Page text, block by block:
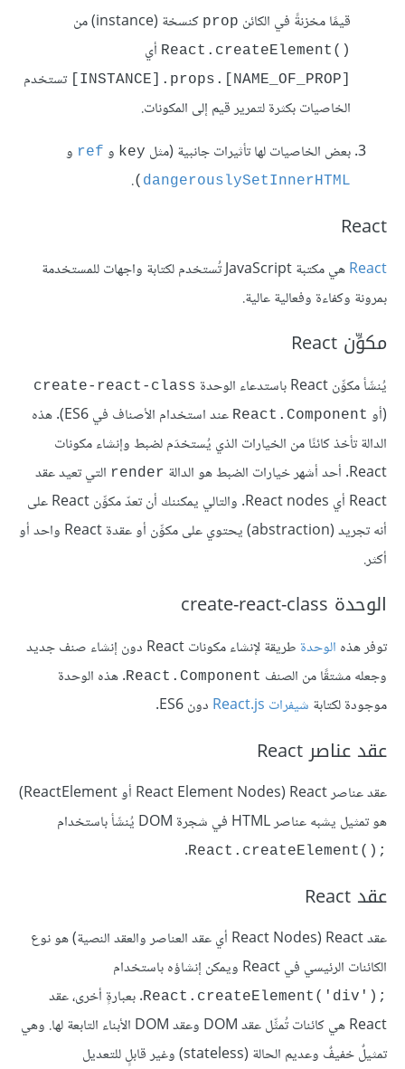
قيمًا مخزنةً في الكائن prop كنسخة (instance) من
React.createElement()
‎[INSTANCE].props.[NAME_OF_PROP]‎
تستخدم
الخاصيات بكثرة لتمرير قيم إلى المكونات.
بعض الخاصيات لها تأثيرات جانبية (مثل key و ref و
dangerouslySetInnerHTML
)
.
React
React
هي مكتبة JavaScript تُستخدم لكتابة واجهات للمستخدمة
بمرونة وكفاءة وفعالية عالية.
مكوِّن React
يُنشَأ مكوِّن React باستدعاء الوحدة create-react-class
(أو React.Component
عند استخدام الأصناف في ES6). هذه
الدالة تأخذ كائنًا من الخيارات الذي يُستخدَم لضبط وإنشاء مكونات
React. أحد أشهر خيارات الضبط هو الدالة
render التي تعيد عقد
React أي React nodes. والتالي يمكننك أن تعدّ مكوِّن React على
أنه تجريد (abstraction) يحتوي على مكوِّن أو عقدة React واحد أو
أكثر.
الوحدة create-react-class
توفر هذه الوحدة
طريقة لإنشاء مكونات React دون إنشاء صنف جديد
وجعله مشتقًا من الصنف React.Component. هذه الوحدة
موجودة لكتابة شيفرات React.js دون ES6.
عقد عناصر React
عقد عناصر React (‏React Element Nodes أو ReactElement)
هو تمثيل يشبه عناصر HTML في شجرة DOM يُنشَأ باستخدام
React.createElement()‎;‎
.
عقد React
عقد React (‏React Nodes أي عقد العناصر والعقد النصية) هو نوع
الكائنات الرئيسي في React ويمكن إنشاؤه باستخدام
React.createElement('div');‎. بعبارةٍ أخرى، عقد
React هي كائنات تُمثِّل عقد DOM وعقد DOM الأبناء التابعة لها. وهي
تمثيلٌ خفيفٌ وعديم الحالة (stateless) وغير قابلٍ للتعديل